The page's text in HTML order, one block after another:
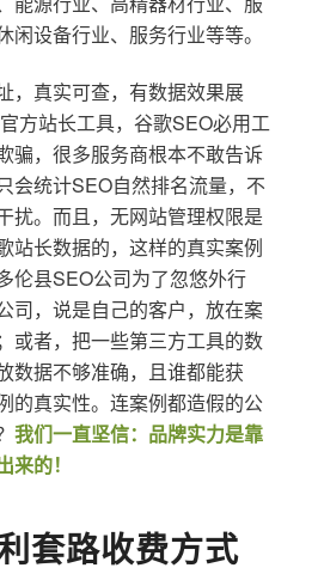
闲设备行业、服务行业等等。
，真实可查，有数据效果展
方站长工具，谷歌SEO必用工
骗，很多服务商根本不敢告诉
会统计SEO自然排名流量，不
扰。而且，无网站管理权限是
站长数据的，这样的真实案例
伦县SEO公司为了忽悠外行
司，说是自己的客户，放在案
或者，把一些第三方工具的数
数据不够准确，且谁都能获
的真实性。连案例都造假的公
我们一直坚信：品牌实力是靠
的！
套路收费方式